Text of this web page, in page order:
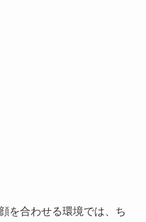
を合わせる環境では、ち